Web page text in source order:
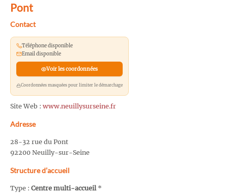
Pont
Contact
Téléphone disponible
Email disponible
Voir les coordonnées
Coordonnées masquées pour limiter le démarchage
Site Web : www.neuillysurseine.fr
Adresse
28-32 rue du Pont
92200 Neuilly-sur-Seine
Structure d’accueil
Type : Centre multi-accueil*